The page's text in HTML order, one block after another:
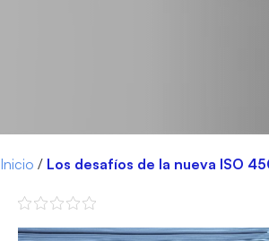
Inicio / Los desafíos de la nueva ISO